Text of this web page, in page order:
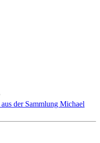
der Sammlung Michael